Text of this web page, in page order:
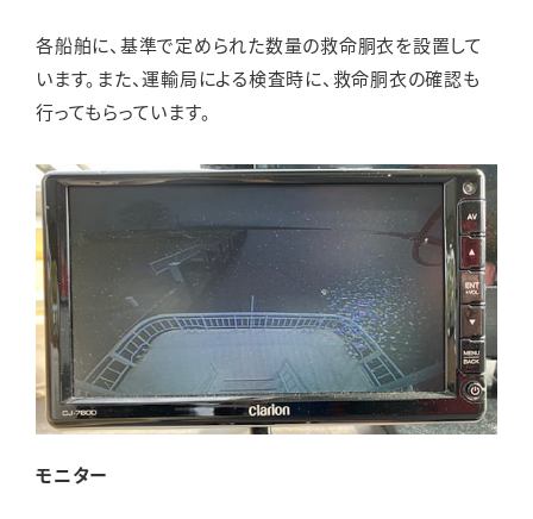
各船舶に、基準で定められた数量の救命胴衣を設置して
います。また、運輸局による検査時に、救命胴衣の確認も
行ってもらっています。
モニター